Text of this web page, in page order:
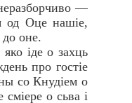
—
од Оце нашiе,
оне.
iде о захць
про гостiе
со Кнудiем о
смiере о сьва i